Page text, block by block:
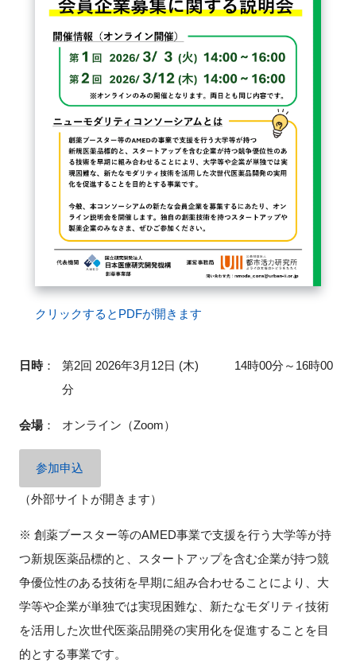
閉じる
クリックするとPDFが開きます
日時：
第2回 2026年3月12日 (木) 14時00分～16時00
分
会場： オンライン（Zoom）
参加申込
（外部サイトが開きます）
※ 創薬ブースター等のAMED事業で支援を行う大学等が持
つ新規医薬品標的と、スタートアップを含む企業が持つ競
争優位性のある技術を早期に組み合わせることにより、大
学等や企業が単独では実現困難な、新たなモダリティ技術
を活用した次世代医薬品開発の実用化を促進することを目
的とする事業です。